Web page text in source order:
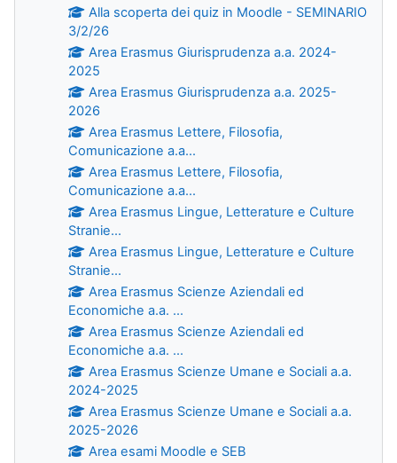
Alla scoperta dei quiz in Moodle - SEMINARIO
3/2/26
Area Erasmus Giurisprudenza a.a. 2024-
2025
Area Erasmus Giurisprudenza a.a. 2025-
2026
Area Erasmus Lettere, Filosofia,
Comunicazione a.a...
Area Erasmus Lettere, Filosofia,
Comunicazione a.a...
Area Erasmus Lingue, Letterature e Culture
Stranie...
Area Erasmus Lingue, Letterature e Culture
Stranie...
Area Erasmus Scienze Aziendali ed
Economiche a.a. ...
Area Erasmus Scienze Aziendali ed
Economiche a.a. ...
Area Erasmus Scienze Umane e Sociali a.a.
2024-2025
Area Erasmus Scienze Umane e Sociali a.a.
2025-2026
Area esami Moodle e SEB